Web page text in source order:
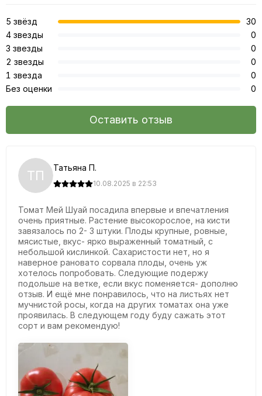
Цвет:Малиново-розовый с блеском
Масса:240-260 г
Устойчивость к растрескиванию:
Плотность:Высокая
Сохранность:
Способ уборки:
HR:ToMV:0-2/Pf:A-E/Fol:0,1/Sbl/Sl/Ss/Va:0/Vd:0
TYLCV/Ma/Mi/Mj
Характеристики:
Раннеспелый гибрид с очень сбалансированным
растением, обеспечивает высокую урожайность на
протяжении всего периода плодоношения
Отличная завязываемость плодов при низких и высоких
температурах
ТП Татьяна П.
10.08.2025 в 22:53
Томат Мей Шуай посадила впервые и впечатления
очень приятные. Растение высокорослое, на кисти
завязалось по 2- 3 штуки. Плоды крупные, ровные,
мясистые, вкус- ярко выраженный томатный, с
небольшой кислинкой. Сахаристости нет, но я
наверное рановато сорвала плоды, очень уж
хотелось попробовать. Следующие подержу
подольше на ветке, если вкус поменяется- дополню
отзыв. И ещё мне понравилось, что на листьях нет
мучнистой росы, когда на других томатах она уже
проявилась. В следующем году буду сажать этот
сорт и вам рекомендую!
5 звёзд
30
4 звезды
0
3 звезды
0
2 звезды
0
1 звезда
0
Без оценки
0
Оставить отзыв